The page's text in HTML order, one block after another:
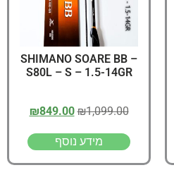
SHIMANO SOARE BB –
S80L – S – 1.5-14GR
₪1,099.00
₪849.00
מידע נוסף